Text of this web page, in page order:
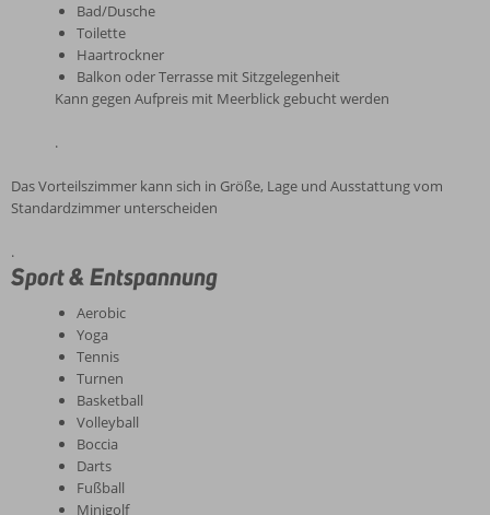
Bad/Dusche
Toilette
Haartrockner
Balkon oder Terrasse mit Sitzgelegenheit
Kann gegen Aufpreis mit Meerblick gebucht werden
.
Das Vorteilszimmer kann sich in Größe, Lage und Ausstattung vom
Standardzimmer unterscheiden
.
Sport & Entspannung
Aerobic
Yoga
Tennis
Turnen
Basketball
Volleyball
Boccia
Darts
Fußball
Minigolf